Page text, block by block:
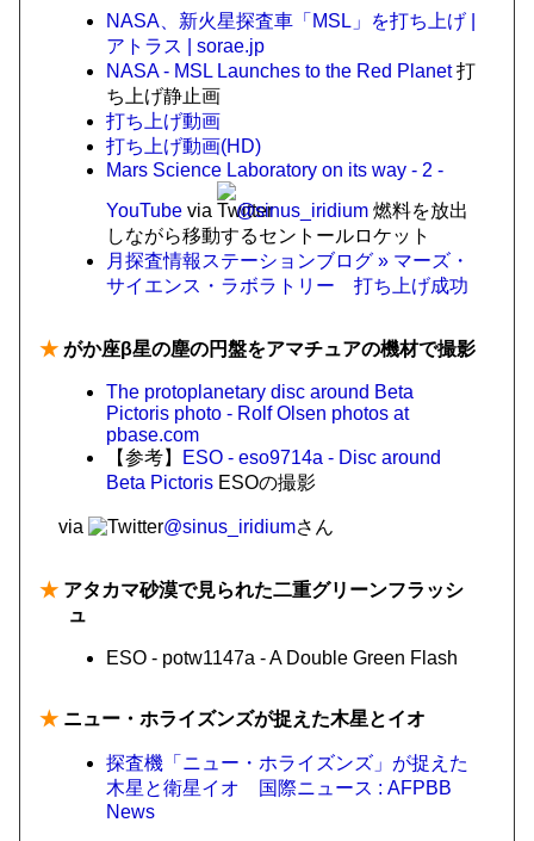
NASA、新火星探査車「MSL」を打ち上げ |
アトラス | sorae.jp
NASA - MSL Launches to the Red Planet打
ち上げ静止画
打ち上げ動画
打ち上げ動画(HD)
Mars Science Laboratory on its way - 2 -
YouTube via @sinus_iridium 燃料を放出
しながら移動するセントールロケット
月探査情報ステーションブログ » マーズ・
サイエンス・ラボラトリー 打ち上げ成功
★ がか座β星の塵の円盤をアマチュアの機材で撮影
The protoplanetary disc around Beta
Pictoris photo - Rolf Olsen photos at
pbase.com
【参考】
ESO - eso9714a - Disc around
Beta Pictoris ESOの撮影
via @sinus_iridiumさん
★ アタカマ砂漠で見られた二重グリーンフラッシ
ュ
ESO - potw1147a - A Double Green Flash
★ ニュー・ホライズンズが捉えた木星とイオ
探査機「ニュー・ホライズンズ」が捉えた
木星と衛星イオ 国際ニュース : AFPBB
News